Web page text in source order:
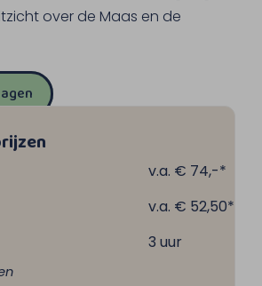
over de Maas en de
v.a. € 74,-*
v.a. € 52,50*
3 uur